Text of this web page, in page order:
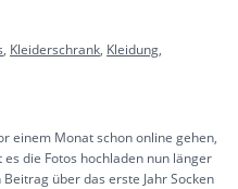
, Kleiderschrank, Kleidung
einem Monat schon online gehen,
die Fotos hochladen nun länger
über das erste Jahr Socken